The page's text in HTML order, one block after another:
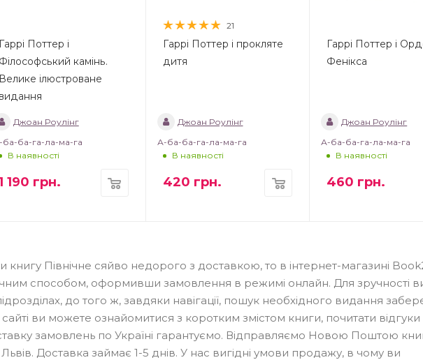
Гаррі Поттер і
Філософський камінь.
Велике ілюстроване
видання
Джоан Роулінг
ба-га-ла-ма-га
В наявності
190 грн.
21
Гаррі Поттер і прокляте
дитя
Джоан Роулінг
А-ба-ба-га-ла-ма-га
В наявності
420 грн.
Гаррі Поттер і
Фенікса
Джоан Роулінг
А-ба-ба-га-ла-ма-га
В наявності
460 грн.
книгу Північне сяйво недорого з доставкою, то в інтернет-магазині
способом, оформивши замовлення в режимі онлайн. Для зручності
до того ж, завдяки навігації, пошук необхідного видання
ви можете ознайомитися з коротким змістом книги, почитати відгуки
замовлень по Україні гарантуємо. Відправляємо Новою Поштою
Доставка займає 1-5 днів. У нас вигідні умови продажу, в чому ви